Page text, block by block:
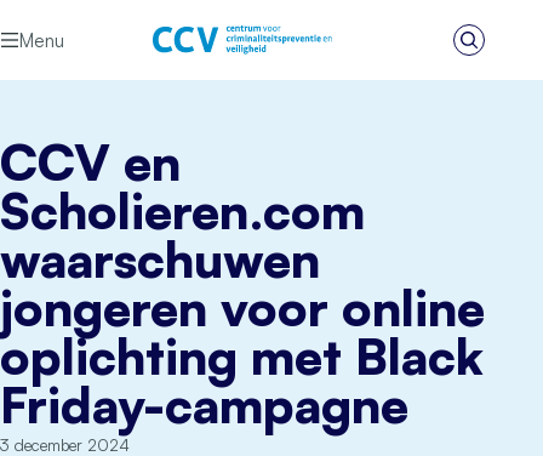
Menu
Zoeken
CCV en
Scholieren.com
waarschuwen
jongeren voor online
oplichting met Black
Friday-campagne
3 december 2024